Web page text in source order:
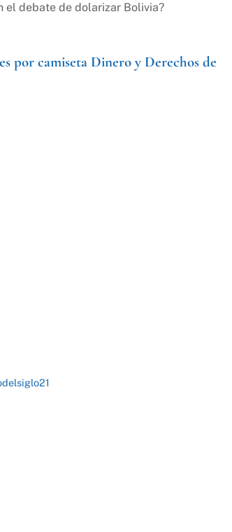
el debate de dolarizar Bolivia?
por camiseta Dinero y Derechos de